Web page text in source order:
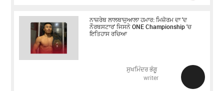
ਨਾਜ਼ਰੇਥ ਲਾਲਥਾਜੁਆਲਾ ਹਮਾਰ: ਮਿਜ਼ੋਰਮ ਦਾ 'ਦ
ਨੌਰਥਸਟਾਰ' ਜਿਸਨੇ ONE Championship 'ਚ
ਇਤਿਹਾਸ ਰਚਿਆ
ਸੁਖਮਿੰਦਰ ਭੰਗੂ
writer